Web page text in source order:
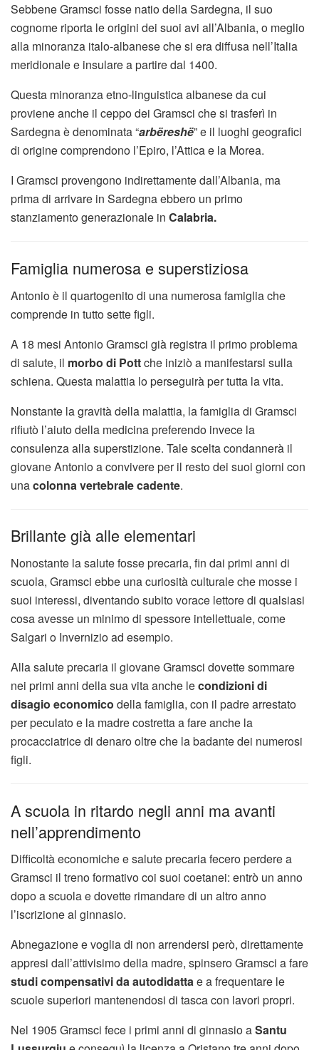
Sebbene Gramsci fosse natio della Sardegna, il suo
cognome riporta le origini dei suoi avi all’Albania, o meglio
alla minoranza italo-albanese che si era diffusa nell’Italia
meridionale e insulare a partire dal 1400.
Questa minoranza etno-linguistica albanese da cui
proviene anche il ceppo dei Gramsci che si trasferì in
Sardegna è denominata “arbëreshë” e il luoghi geografici
di origine comprendono l’Epiro, l’Attica e la Morea.
I Gramsci provengono indirettamente dall’Albania, ma
prima di arrivare in Sardegna ebbero un primo
stanziamento generazionale in Calabria.
Famiglia numerosa e superstiziosa
Antonio è il quartogenito di una numerosa famiglia che
comprende in tutto sette figli.
A 18 mesi Antonio Gramsci già registra il primo problema
di salute, il morbo di Pottche iniziò a manifestarsi sulla
schiena. Questa malattia lo perseguirà per tutta la vita.
Nonstante la gravità della malattia, la famiglia di Gramsci
rifiutò l’aiuto della medicina preferendo invece la
consulenza alla superstizione. Tale scelta condannerà il
giovane Antonio a convivere per il resto dei suoi giorni con
unacolonna vertebrale cadente.
Brillante già alle elementari
Nonostante la salute fosse precaria, fin dai primi anni di
scuola, Gramsci ebbe una curiosità culturale che mosse i
suoi interessi, diventando subito vorace lettore di qualsiasi
cosa avesse un minimo di spessore intellettuale, come
Salgari o Invernizio ad esempio.
Alla salute precaria il giovane Gramsci dovette sommare
nei primi anni della sua vita anche lecondizioni di
disagio economico della famiglia, con il padre arrestato
per peculato e la madre costretta a fare anche la
procacciatrice di denaro oltre che la badante dei numerosi
figli.
A scuola in ritardo negli anni ma avanti
nell’apprendimento
Difficoltà economiche e salute precaria fecero perdere a
Gramsci il treno formativo coi suoi coetanei: entrò un anno
dopo a scuola e dovette rimandare di un altro anno
l’iscrizione al ginnasio.
Abnegazione e voglia di non arrendersi però, direttamente
appresi dall’attivisimo della madre, spinsero Gramsci a fare
studi compensativi da autodidattae a frequentare le
scuole superiori mantenendosi di tasca con lavori propri.
Nel 1905 Gramsci fece i primi anni di ginnasio aSantu